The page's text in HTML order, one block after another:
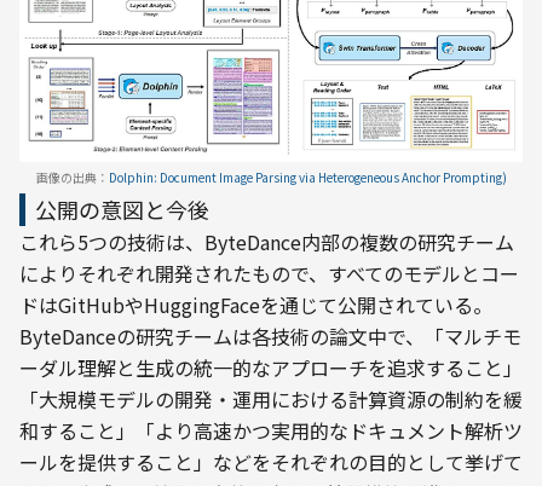
画像の出典： Dolphin: Document Image Parsing via Heterogeneous Anchor Prompting)
公開の意図と今後
これら5つの技術は、ByteDance内部の複数の研究チーム
によりそれぞれ開発されたもので、すべてのモデルとコー
ドはGitHubやHuggingFaceを通じて公開されている。
ByteDanceの研究チームは各技術の論文中で、「マルチモ
ーダル理解と生成の統一的なアプローチを追求すること」
「大規模モデルの開発・運用における計算資源の制約を緩
和すること」「より高速かつ実用的なドキュメント解析ツ
ールを提供すること」などをそれぞれの目的として挙げて